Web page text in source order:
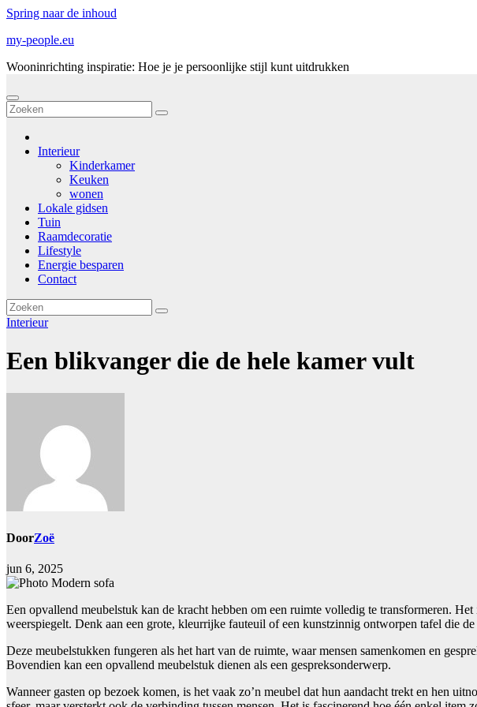
Spring naar de inhoud
my-people.eu
Wooninrichting inspiratie: Hoe je je persoonlijke stijl kunt uitdrukken
Interieur
Kinderkamer
Keuken
wonen
Lokale gidsen
Tuin
Raamdecoratie
Lifestyle
Energie besparen
Contact
Interieur
Een blikvanger die de hele kamer vult
DoorZoë
jun 6, 2025
Een opvallend meubelstuk kan de kracht hebben om een ruimte volledig te transformeren.
weerspiegelt. Denk aan een grote, kleurrijke fauteuil of een kunstzinnig ontworpen tafel die
Deze meubelstukken fungeren als het hart van de ruimte, waar mensen samenkomen en
Bovendien kan een opvallend meubelstuk dienen als een gespreksonderwerp.
Wanneer gasten op bezoek komen, is het vaak zo’n meubel dat hun aandacht trekt en hen